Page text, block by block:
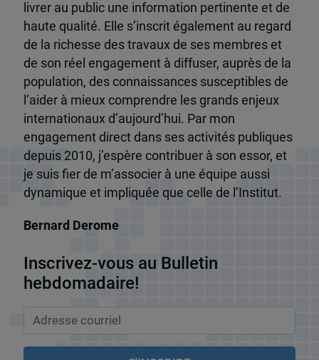
livrer au public une information pertinente et de
haute qualité. Elle s’inscrit également au regard
de la richesse des travaux de ses membres et
de son réel engagement à diffuser, auprès de la
population, des connaissances susceptibles de
l’aider à mieux comprendre les grands enjeux
internationaux d’aujourd’hui. Par mon
engagement direct dans ses activités publiques
depuis 2010, j’espère contribuer à son essor, et
je suis fier de m’associer à une équipe aussi
dynamique et impliquée que celle de l’Institut.
Bernard Derome
Inscrivez-vous au Bulletin
hebdomadaire!